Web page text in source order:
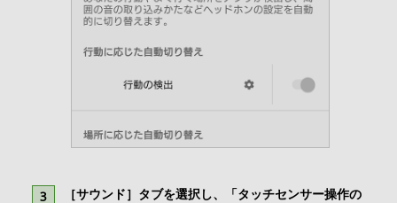
［サウンド］タブを選択し、「タッチセンサー操作の